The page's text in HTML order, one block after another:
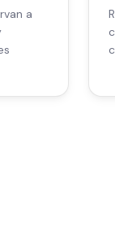
a